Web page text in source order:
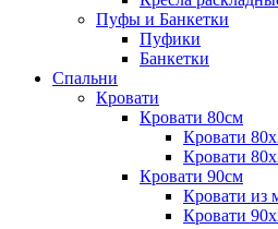
Пуфы и Банкетки
Пуфики
Банкетки
Спальни
Кровати
Кровати 80см
Кровати
Кровати
Кровати 90см
Кровати из
Кровати